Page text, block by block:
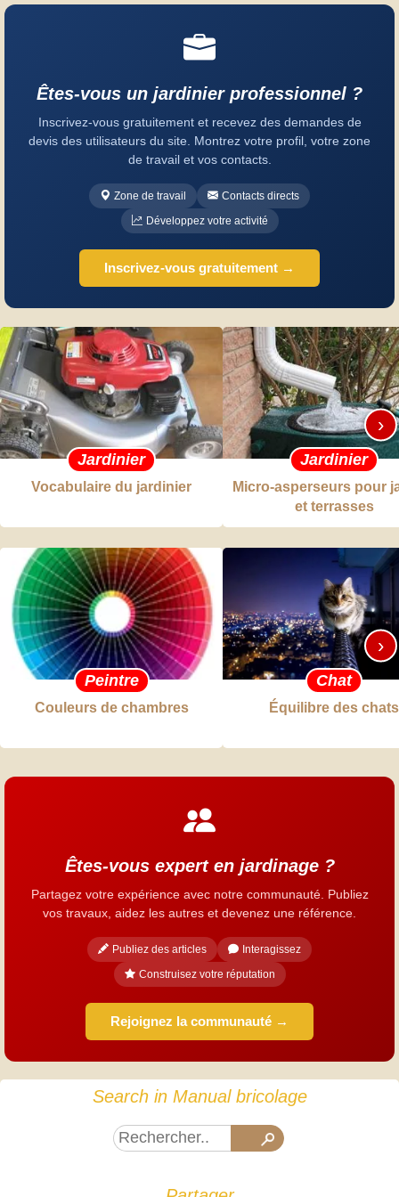
Êtes-vous un jardinier professionnel ?
Inscrivez-vous gratuitement et recevez des demandes de
devis des utilisateurs du site. Montrez votre profil, votre zone
de travail et vos contacts.
Zone de travail
Contacts directs
Développez votre activité
Inscrivez-vous gratuitement →
Jardinier
Vocabulaire du jardinier
Jardinier
Micro-asperseurs pour
et terrasses
›
Peintre
Couleurs de chambres
Chat
Équilibre des chats
›
Êtes-vous expert en jardinage ?
Partagez votre expérience avec notre communauté. Publiez
vos travaux, aidez les autres et devenez une référence.
Publiez des articles
Interagissez
Construisez votre réputation
Rejoignez la communauté →
Search in Manual bricolage